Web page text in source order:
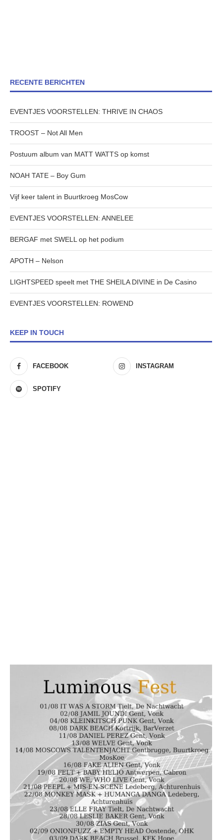
RECENTE BERICHTEN
EVENTJES VOORSTELLEN: THRIVE IN CHAOS
TROOST – Not All Men
Postuum album van MATT WATTS op komst
NOAH TATE – Boy Gum
Vijf keer talent in Buurtkroeg MosCow
EVENTJES VOORSTELLEN: ANNELEE
BERGAF met SWELL op het podium
APOTH – Nelson
LIGHTSPEED speelt met THE SHEILA DIVINE in De Casino
EVENTJES VOORSTELLEN: ROWEND
KEEP IN TOUCH
FACEBOOK INSTAGRAM
SPOTIFY